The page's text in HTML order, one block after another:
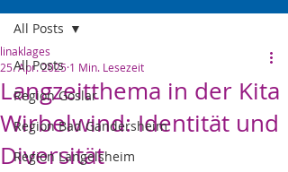
All Posts
Region Goslar
Region Bad Gandersheim
Region Langelsheim
All Posts
Langzeitthema in der Kita
Wirbelwind: Identität und
Diversität
linaklages
25. Apr. 2025 1 Min. Lesezeit